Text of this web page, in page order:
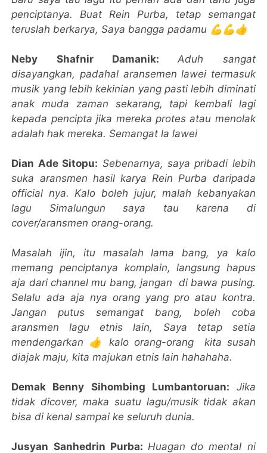
penciptanya. Buat Rein Purba, tetap semangat
teruslah berkarya, Saya bangga padamu 💪💪👍
Neby Shafnir Damanik:Aduh sangat
disayangkan, padahal aransemen lawei termasuk
musik yang lebih kekinian yang pasti lebih diminati
anak muda zaman sekarang, tapi kembali lagi
kepada pencipta jika mereka protes atau menolak
adalah hak mereka. Semangat la lawei
Dian Ade Sitopu: Sebenarnya, saya pribadi lebih
suka aransmen hasil karya Rein Purba daripada
official nya. Kalo boleh jujur, malah kebanyakan
lagu Simalungun saya tau karena di
cover/aransmen orang-orang.
Masalah ijin, itu masalah lama bang, ya kalo
memang penciptanya komplain, langsung hapus
aja dari channel mu bang, jangan di bawa pusing.
Selalu ada aja nya orang yang pro atau kontra.
Jangan putus semangat bang, boleh coba
aransmen lagu etnis lain, Saya tetap setia
mendengarkan 👍 kalo orang-orang kita susah
diajak maju, kita majukan etnis lain hahahaha.
Demak Benny Sihombing Lumbantoruan: Jika
tidak dicover, maka suatu lagu/musik tidak akan
bisa di kenal sampai ke seluruh dunia.
Jusyan Sanhedrin Purba: Huagan do mental ni